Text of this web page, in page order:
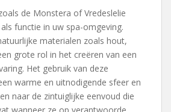
de Monstera of Vredeslelie
functie in uw spa-omgeving.
materialen zoals hout,
grote rol in het creëren van een
Het gebruik van deze
warme en uitnodigende sfeer en
naar de zintuiglijke eenvoud die